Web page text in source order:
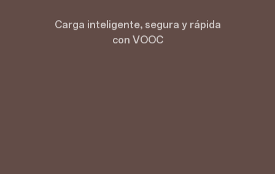
Carga inteligente, segura y rápida
con VOOC